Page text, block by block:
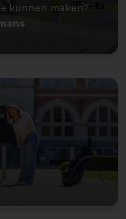
kunnen maken?